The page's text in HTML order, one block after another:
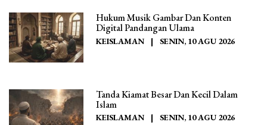
Hukum Musik Gambar Dan Konten
Digital Pandangan Ulama
KEISLAMAN | SENIN, 10 AGU 2026
Tanda Kiamat Besar Dan Kecil Dalam
Islam
KEISLAMAN | SENIN, 10 AGU 2026